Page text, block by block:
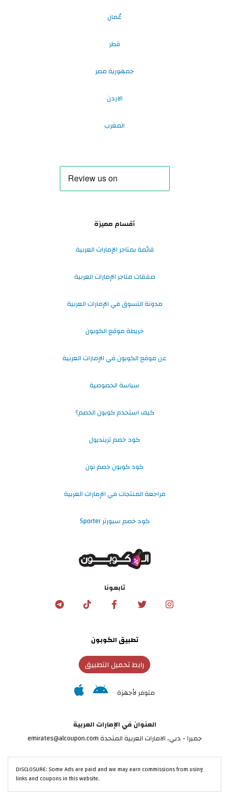
عُمان
قطر
جمهورية مصر
الاردن
المغرب
أقسام مميزة
قائمة بمتاجر الإمارات العربية
صفقات متاجر الإمارات العربية
مدونة التسوق في الإمارات العربية
خريطة موقع الكوبون
عن موقع الكوبون في الإمارات العربية
سياسة الخصوصية
كيف استخدم كوبون الخصم؟
كود خصم ترينديول
كود كوبون خصم نون
مراجعة المنتجات في الإمارات العربية
كود خصم سبورتر Sporter
تابعونا
تطبيق الكوبون
رابط تحميل التطبيق
متوفر لأجهزة
العنوان في الإمارات العربية
جميرا - دبي، الامارات العربية المتحدة emirates@alcoupon.com
DISCLOSURE: Some Ads are paid and we may earn commissions from using
links and coupons in this website.